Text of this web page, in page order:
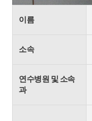
이름
소속
연수병원 및 소속
과